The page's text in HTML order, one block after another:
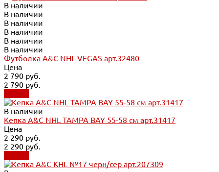
В наличии
В наличии
В наличии
В наличии
В наличии
В наличии
Футболка A&C NHL VEGAS арт.32480
Цена
2 790 руб.
2 790 руб.
В наличии
Кепка A&C NHL TAMPA BAY 55-58 см арт.31417
Цена
2 290 руб.
2 290 руб.